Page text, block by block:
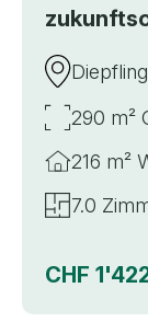
290 m²
216 m²
7.0
CHF